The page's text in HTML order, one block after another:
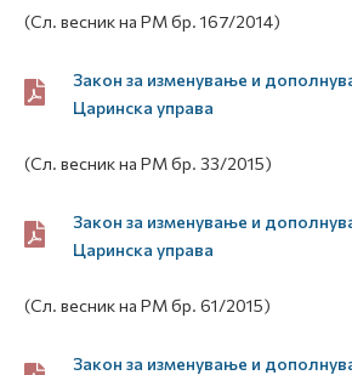
(Сл. весник на РМ бр. 167/2014)
Закон за изменување и
Царинска управа
(Сл. весник на РМ бр. 33/2015)
Закон за изменување и
Царинска управа
(Сл. весник на РМ бр. 61/2015)
Закон за изменување и